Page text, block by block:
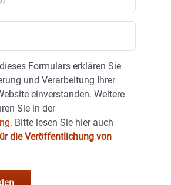
Formulars erklären Sie
und Verarbeitung Ihrer
einverstanden. Weitere
Sie in der
Bitte lesen Sie hier auch
die Veröffentlichung von